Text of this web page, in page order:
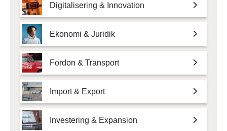
Digitalisering & Innovation
Ekonomi & Juridik
Fordon & Transport
Import & Export
Investering & Expansion